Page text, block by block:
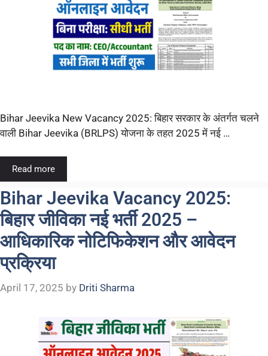
Bihar Jeevika New Vacancy 2025: बिहार सरकार के अंतर्गत चलने
वाली Bihar Jeevika (BRLPS) योजना के तहत 2025 में नई …
Read more
Bihar Jeevika Vacancy 2025:
बिहार जीविका नई भर्ती 2025 –
आधिकारिक नोटिफिकेशन और आवेदन
प्रक्रिया
April 17, 2025 by Driti Sharma